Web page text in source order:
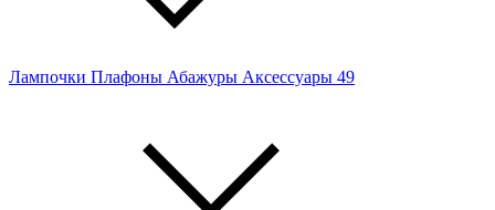
Лампочки Плафоны Абажуры Аксессуары 49